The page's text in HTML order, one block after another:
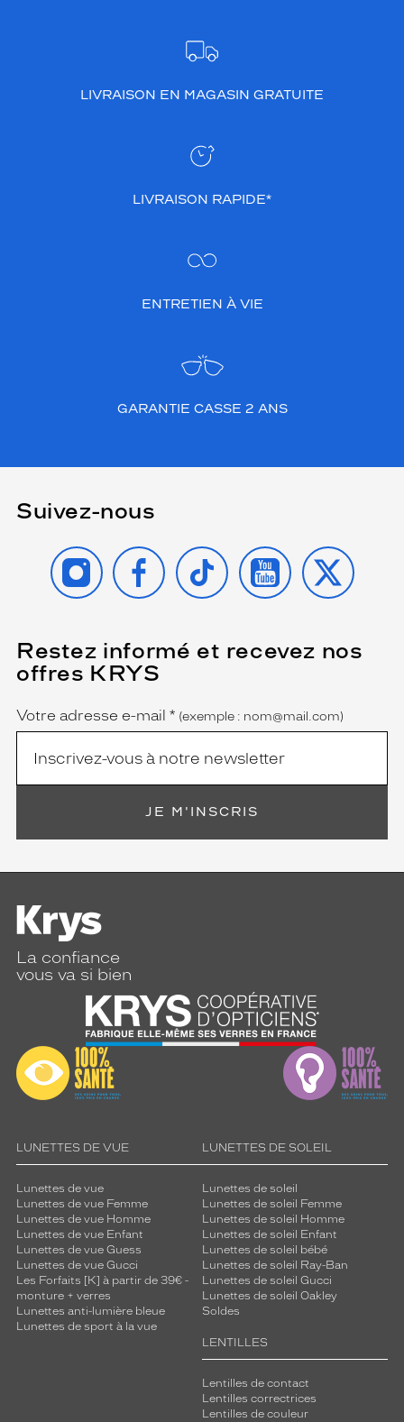
LIVRAISON EN MAGASIN GRATUITE
LIVRAISON RAPIDE*
ENTRETIEN À VIE
GARANTIE CASSE 2 ANS
Suivez-nous
INSTAGRAMFACEBOOK
TIKTOK YOUTUBE
X
Restez informé et recevez nos
offres KRYS
Name
Votre adresse e-mail *
(Ce
champ
est
(exemple : nom@mail.com)
JE M'INSCRIS
La confiance
vous va si bien
LUNETTES DE VUE
Lunettes de vue
Lunettes de vue Femme
Lunettes de vue Homme
Lunettes de vue Enfant
Lunettes de vue Guess
Lunettes de vue Gucci
Les Forfaits [K] à partir de 39€ -
monture + verres
Lunettes anti-lumière bleue
Lunettes de sport à la vue
LUNETTES DE SOLEIL
Lunettes de soleil
Lunettes de soleil Femme
Lunettes de soleil Homme
Lunettes de soleil Enfant
Lunettes de soleil bébé
Lunettes de soleil Ray-Ban
Lunettes de soleil Gucci
Lunettes de soleil Oakley
Soldes
LENTILLES
Lentilles de contact
Lentilles correctrices
Lentilles de couleur